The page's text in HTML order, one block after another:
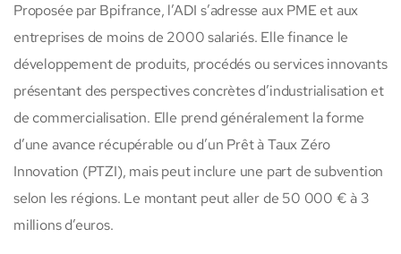
Proposée par Bpifrance, l’ADI s’adresse aux PME et aux
entreprises de moins de 2000 salariés. Elle finance le
développement de produits, procédés ou services innovants
présentant des perspectives concrètes d’industrialisation et
de commercialisation. Elle prend généralement la forme
d’une avance récupérable ou d’un Prêt à Taux Zéro
Innovation (PTZI), mais peut inclure une part de subvention
selon les régions. Le montant peut aller de 50 000 € à 3
millions d’euros.